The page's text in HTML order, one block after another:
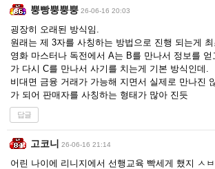
뿡빵뿡뿡뿡 26-06-16 20:03
굉장히 오래된 방식임.
원래는 제 3자를 사칭하는 방법으로 진행 되는게
영화 마스터나 독전에서 A는 B를 만나서 정보를
가 다시 C를 만나서 사기를 치는게 기본 방식인데.
비대면 금융 거래가 가능해 지면서 실제로 만나진
가 되어 판매자를 사칭하는 형태가 많아 진듯
답글
고코니 26-06-16 21:14
어린 나이에 리니지에서 선행교육 빡세게 했지 ㅅㅂ